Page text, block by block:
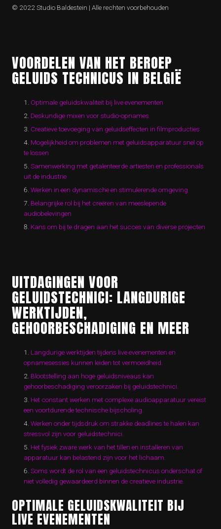
© 2022 Studio Baldestein | Alle rechten voorbehouden
VOORDELEN VAN HET BEROEP
GELUIDS TECHNICUS IN BELGIË
Optimale geluidskwaliteit bij live evenementen
Deskundige mixen voor studio-opnames
Creatieve toevoeging van geluidseffecten in filmproducties
Mogelijkheid om problemen met geluidsapparatuur snel op
te lossen
Samenwerking met getalenteerde artiesten en professionals
uit de industrie
Werken in een dynamische en stimulerende omgeving
Belangrijke rol bij het creëren van meeslepende
audiobelevingen
Kans om bij te dragen aan het succes van diverse projecten
UITDAGINGEN VOOR
GELUIDSTECHNICI: LANGDURIGE
WERKTIJDEN,
GEHOORBESCHADIGING EN MEER
Langdurige werktijden tijdens live evenementen en
opnamesessies kunnen leiden tot vermoeidheid.
Blootstelling aan hoge geluidsniveaus kan
gehoorbeschadiging veroorzaken bij geluidstechnici.
Het constant werken met complexe audioapparatuur vereist
een voortdurende technische bijscholing.
Werken onder tijdsdruk om strakke deadlines te halen kan
stressvol zijn voor geluidstechnici.
Het fysiek zware werk van het tillen en installeren van
apparatuur kan belastend zijn voor het lichaam.
Soms wordt de rol van een geluidstechnicus onderschat of
niet volledig gewaardeerd binnen de creatieve industrie.
OPTIMALE GELUIDSKWALITEIT BIJ
LIVE EVENEMENTEN